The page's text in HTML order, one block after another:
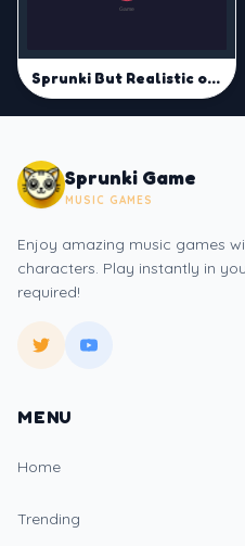
Sprunki But Realistic of them
Sprunki Game
MUSIC GAMES
Enjoy amazing music games
characters. Play instantly in
required!
MENU
Home
Trending